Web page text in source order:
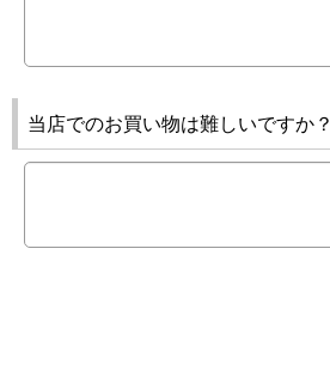
当店でのお買い物は難しいですか？